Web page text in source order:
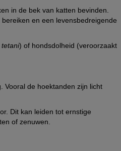
in de bek van katten bevinden.
en een levensbedreigende
tetani) of hondsdolheid (veroorzaakt
Vooral de hoektanden zijn licht
Dit kan leiden tot ernstige
of zenuwen.